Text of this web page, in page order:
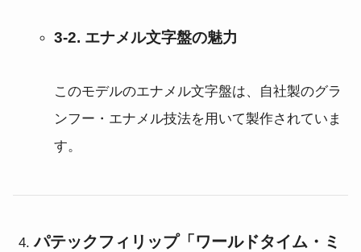
3-2. エナメル文字盤の魅力
このモデルのエナメル文字盤は、自社製のグラ
ンフー・エナメル技法を用いて製作されていま
す。
パテックフィリップ「ワールドタイム・ミ